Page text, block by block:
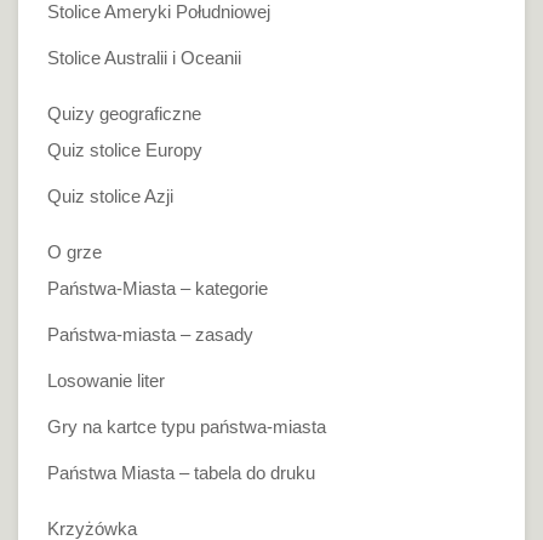
Stolice Ameryki Południowej
Stolice Australii i Oceanii
Quizy geograficzne
Quiz stolice Europy
Quiz stolice Azji
O grze
Państwa-Miasta – kategorie
Państwa-miasta – zasady
Losowanie liter
Gry na kartce typu państwa-miasta
Państwa Miasta – tabela do druku
Krzyżówka